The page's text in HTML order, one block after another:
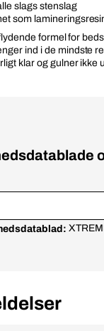
slags stenslag
som
formel for
ind i de mindste
klar og gulner ikke